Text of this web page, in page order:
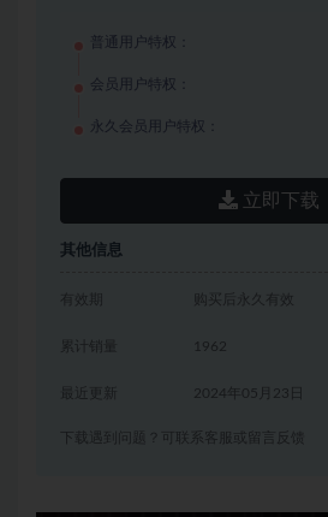
普通用户特权：
会员用户特权：
永久会员用户特权：
立即下载
其他信息
有效期 购买后永久有效
累计销量 1962
2024年05月23日
下载遇到问题？可联系客服或留言反馈